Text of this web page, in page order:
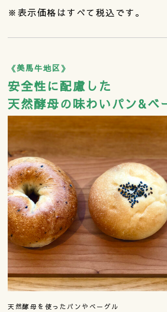
※表示価格はすべて税込です。
《美馬牛地区》
安全性に配慮した
天然酵母の味わいパン&ベ
天然酵母を使ったパンやベーグル